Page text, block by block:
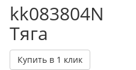
kk083804N
Тяга
Купить в 1 клик